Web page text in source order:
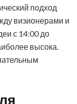
подход
визионерами и
с 14:00 до
высока.